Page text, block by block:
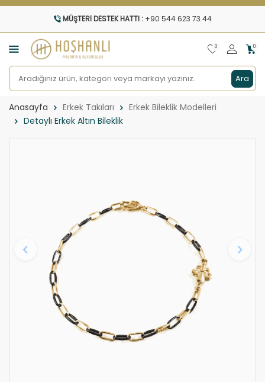
MÜŞTERI DESTEK HATTI : +90 544 623 73 44
Ara
0 0
Anasayfa Erkek Takıları
Erkek Bileklik Modelleri
Detaylı Erkek Altın Bileklik